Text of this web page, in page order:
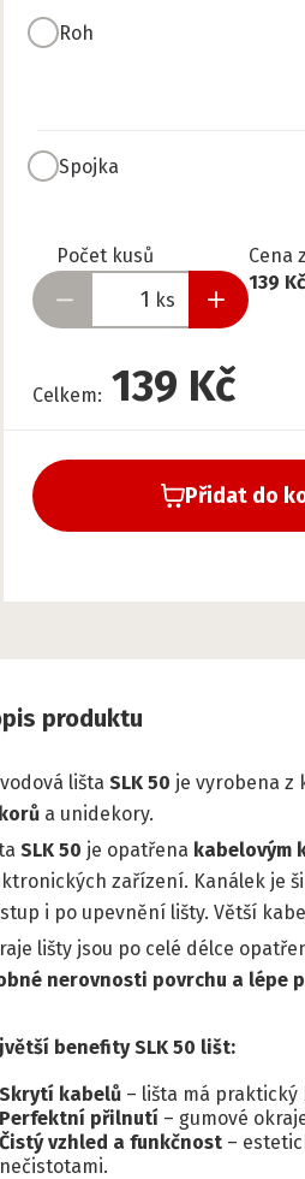
Roh
Spojka
Počet kusů
ks
Připraveno
Cena
139 Kč
Celkem: 139 Kč
Přidat do
produktu
lišta SLK 50 je vyrobena z
a unidekory.
SLK 50 je opatřena kabelovým
zařízení. Kanálek je
i po upevnění lišty. Větší
lišty jsou po celé délce
nerovnosti povrchu a lépe
benefity SLK 50 lišt:
Skrytí kabelů – lišta má praktický
Perfektní přilnutí – gumové
Čistý vzhled a funkčnost –
nečistotami.